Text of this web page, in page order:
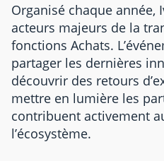
Organisé chaque année,
acteurs majeurs de la
fonctions Achats.
partager les dernières
découvrir des retours
mettre en lumière les
contribuent activement
l’écosystème.